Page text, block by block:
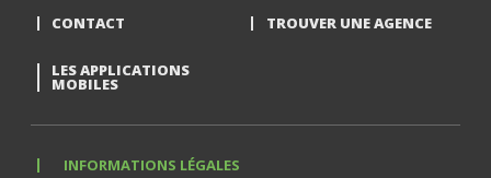
CONTACT TROUVER UNE AGENCE
LES APPLICATIONS
MOBILES
INFORMATIONS LÉGALES